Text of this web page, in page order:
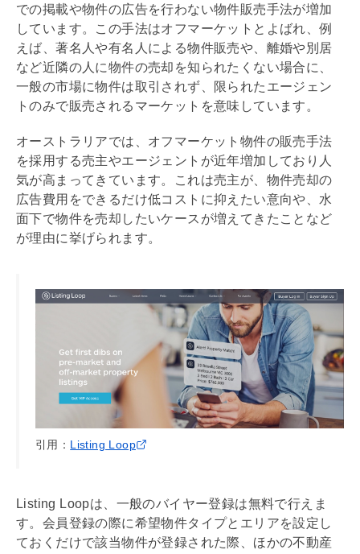
での掲載や物件の広告を行わない物件販売手法が増加
しています。この手法はオフマーケットとよばれ、例
えば、著名人や有名人による物件販売や、離婚や別居
など近隣の人に物件の売却を知られたくない場合に、
一般の市場に物件は取引されず、限られたエージェン
トのみで販売されるマーケットを意味しています。
オーストラリアでは、オフマーケット物件の販売手法
を採用する売主やエージェントが近年増加しており人
気が高まってきています。これは売主が、物件売却の
広告費用をできるだけ低コストに抑えたい意向や、水
面下で物件を売却したいケースが増えてきたことなど
が理由に挙げられます。
引用： Listing Loop
Listing Loopは、一般のバイヤー登録は無料で行えま
す。会員登録の際に希望物件タイプとエリアを設定し
ておくだけで該当物件が登録された際、ほかの不動産